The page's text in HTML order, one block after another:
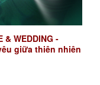
WEDDING -
giữa thiên nhiên